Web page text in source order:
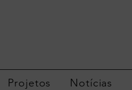
Projetos Notícias